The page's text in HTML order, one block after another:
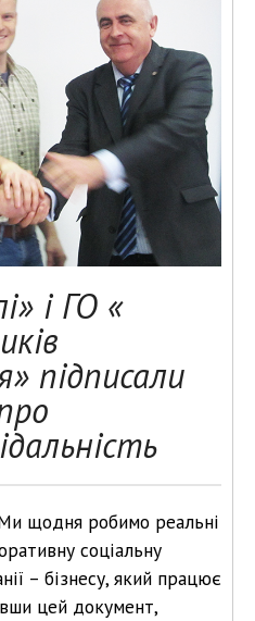
і ГО «
підписали
щодня робимо реальні
соціальну
– бізнесу, який працює
цей документ,